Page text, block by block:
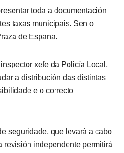
toda a documentación
taxas municipais. Sen o
de España.
xefe da Policía Local,
a distribución das distintas
e o correcto
seguridade, que levará a cabo
revisión independente permitirá